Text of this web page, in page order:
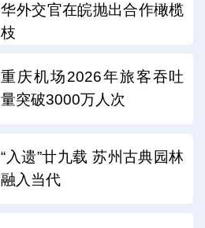
华外交官在皖抛出合作橄榄
枝
重庆机场2026年旅客吞吐
量突破3000万人次
“入遗”廿九载 苏州古典园林
融入当代